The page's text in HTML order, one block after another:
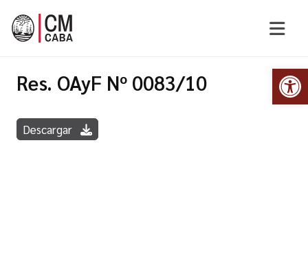
Res. OAyF Nº 0083/10
Descargar